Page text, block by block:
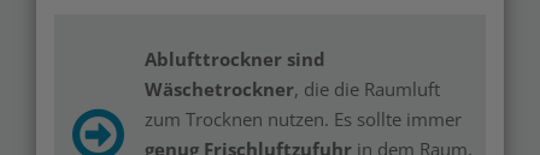
Ablufttrockner sind
Wäschetrockner, die die Raumluft
zum Trocknen nutzen. Es sollte immer
genug Frischluftzufuhr in dem Raum,